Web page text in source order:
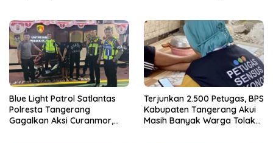
Blue Light Patrol Satlantas
Polresta Tangerang
Gagalkan Aksi Curanmor,
Terjunkan 2.500 Petugas, BPS
Kabupaten Tangerang Akui
Masih Banyak Warga Tolak